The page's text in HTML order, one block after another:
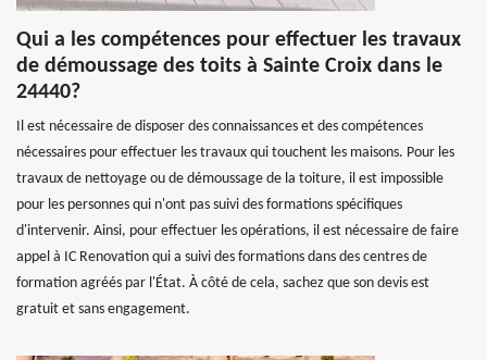
Qui a les compétences pour effectuer les travaux
de démoussage des toits à Sainte Croix dans le
24440?
Il est nécessaire de disposer des connaissances et des compétences
nécessaires pour effectuer les travaux qui touchent les maisons. Pour les
travaux de nettoyage ou de démoussage de la toiture, il est impossible
pour les personnes qui n'ont pas suivi des formations spécifiques
d'intervenir. Ainsi, pour effectuer les opérations, il est nécessaire de faire
appel à IC Renovation qui a suivi des formations dans des centres de
formation agréés par l'État. À côté de cela, sachez que son devis est
gratuit et sans engagement.